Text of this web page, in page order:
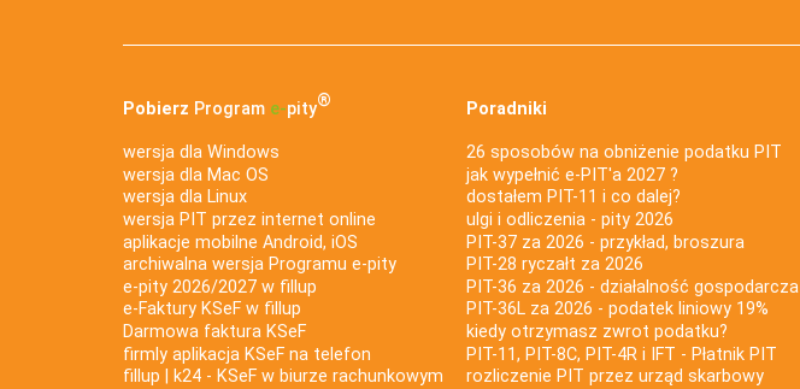
Pobierz Program e‑pity®
wersja dla Windows
wersja dla Mac OS
wersja dla Linux
wersja PIT przez internet online
aplikacje mobilne Android, iOS
archiwalna wersja Programu e-pity
e-pity 2026/2027 w fillup
e‑Faktury KSeF w fillup
Darmowa faktura KSeF
firmly aplikacja KSeF na telefon
fillup | k24 - KSeF w biurze rachunkowym
Poradniki
26 sposobów na obniżenie podatku PIT
jak wypełnić e-PIT'a 2027 ?
dostałem PIT-11 i co dalej?
ulgi i odliczenia - pity 2026
PIT-37 za 2026 - przykład, broszura
PIT-28 ryczałt za 2026
PIT-36 za 2026 - działalność gospodarcza
PIT-36L za 2026 - podatek liniowy 19%
kiedy otrzymasz zwrot podatku?
PIT-11, PIT-8C, PIT-4R i IFT - Płatnik PIT
rozliczenie PIT przez urząd skarbowy